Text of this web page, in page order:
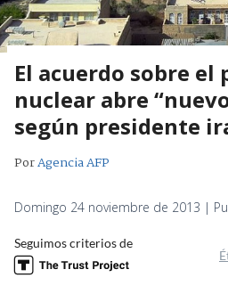
El acuerdo sobre el
nuclear abre
según presidente
PorAgencia AFP
Domingo 24 noviembre de 2013 |
Seguimos criterios de